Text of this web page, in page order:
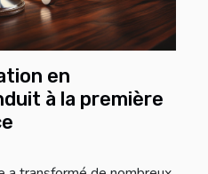
en
à la première